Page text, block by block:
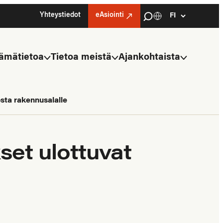
Yhteystiedot eAsiointi
Haku
Kielivalinta
Select
Tietoa meistä Ajankohtaista
rakennusalalle
ulottuvat